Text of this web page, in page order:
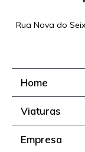
Rua Nova do
Home
Viaturas
Empresa